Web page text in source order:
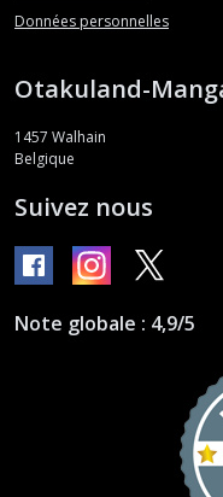
Données personnelles
Otakuland-
1457 Walhain
Belgique
Suivez nous
Note globale : 4,9/5